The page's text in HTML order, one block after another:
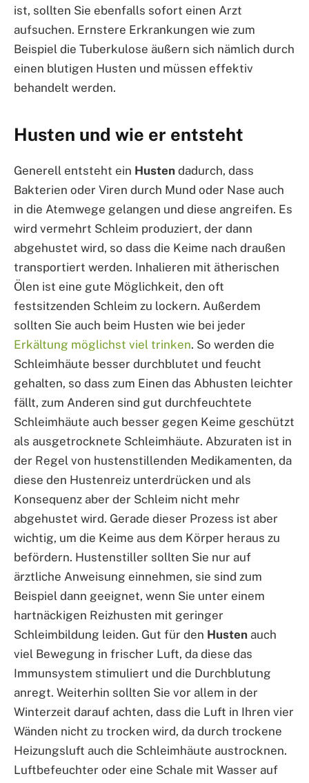
ist, sollten Sie ebenfalls sofort einen Arzt
aufsuchen. Ernstere Erkrankungen wie zum
Beispiel die Tuberkulose äußern sich nämlich durch
einen blutigen Husten und müssen effektiv
behandelt werden.
Husten und wie er entsteht
Generell entsteht ein Husten dadurch, dass
Bakterien oder Viren durch Mund oder Nase auch
in die Atemwege gelangen und diese angreifen. Es
wird vermehrt Schleim produziert, der dann
abgehustet wird, so dass die Keime nach draußen
transportiert werden. Inhalieren mit ätherischen
Ölen ist eine gute Möglichkeit, den oft
festsitzenden Schleim zu lockern. Außerdem
sollten Sie auch beim Husten wie bei jeder
Erkältung möglichst viel trinken. So werden die
Schleimhäute besser durchblutet und feucht
gehalten, so dass zum Einen das Abhusten leichter
fällt, zum Anderen sind gut durchfeuchtete
Schleimhäute auch besser gegen Keime geschützt
als ausgetrocknete Schleimhäute. Abzuraten ist in
der Regel von hustenstillenden Medikamenten, da
diese den Hustenreiz unterdrücken und als
Konsequenz aber der Schleim nicht mehr
abgehustet wird. Gerade dieser Prozess ist aber
wichtig, um die Keime aus dem Körper heraus zu
befördern. Hustenstiller sollten Sie nur auf
ärztliche Anweisung einnehmen, sie sind zum
Beispiel dann geeignet, wenn Sie unter einem
hartnäckigen Reizhusten mit geringer
Schleimbildung leiden. Gut für den Husten auch
viel Bewegung in frischer Luft, da diese das
Immunsystem stimuliert und die Durchblutung
anregt. Weiterhin sollten Sie vor allem in der
Winterzeit darauf achten, dass die Luft in Ihren vier
Wänden nicht zu trocken wird, da durch trockene
Heizungsluft auch die Schleimhäute austrocknen.
Luftbefeuchter oder eine Schale mit Wasser auf